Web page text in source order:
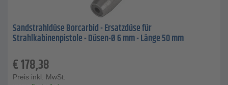
Sandstrahldüse Borcarbid - Ersatzdüse für
Strahlkabinenpistole - Düsen-Ø 6 mm - Länge 50 mm
€178,38
Preis inkl. MwSt.